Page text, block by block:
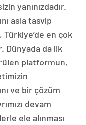
yanınızdadır.
asla tasvip
en çok
Dünyada da ilk
platformun,
ve bir çözüm
devam
ele alınması